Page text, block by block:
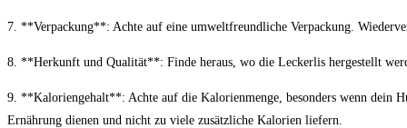
7. **Verpackung**: Achte auf eine umweltfreundliche Verpackung.
8. **Herkunft und Qualität**: Finde heraus, wo die Leckerlis hergestellt
9. **Kaloriengehalt**: Achte auf die Kalorienmenge, besonders wenn dein
Ernährung dienen und nicht zu viele zusätzliche Kalorien liefern.